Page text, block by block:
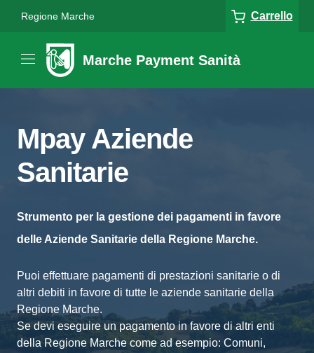
Regione Marche Carrello
Marche Payment Sanità
Mpay Aziende
Sanitarie
Strumento per la gestione dei pagamenti in favore
delle Aziende Sanitarie della Regione Marche.
Puoi effettuare pagamenti di prestazioni sanitarie o di
altri debiti in favore di tutte le aziende sanitarie della
Regione Marche.
Se devi eseguire un pagamento in favore di altri enti
della Regione Marche come ad esempio: Comuni,